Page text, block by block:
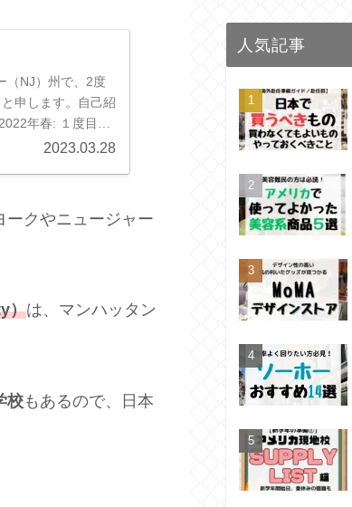
（NJ）州で、2度
申します。自己紹
年春: １度目の
2023.03.28
ークやニュージャー
）は、マンハッタン
校もあるので、日本
人気記事